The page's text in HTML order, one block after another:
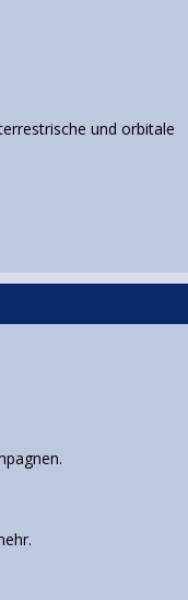
und orbitale